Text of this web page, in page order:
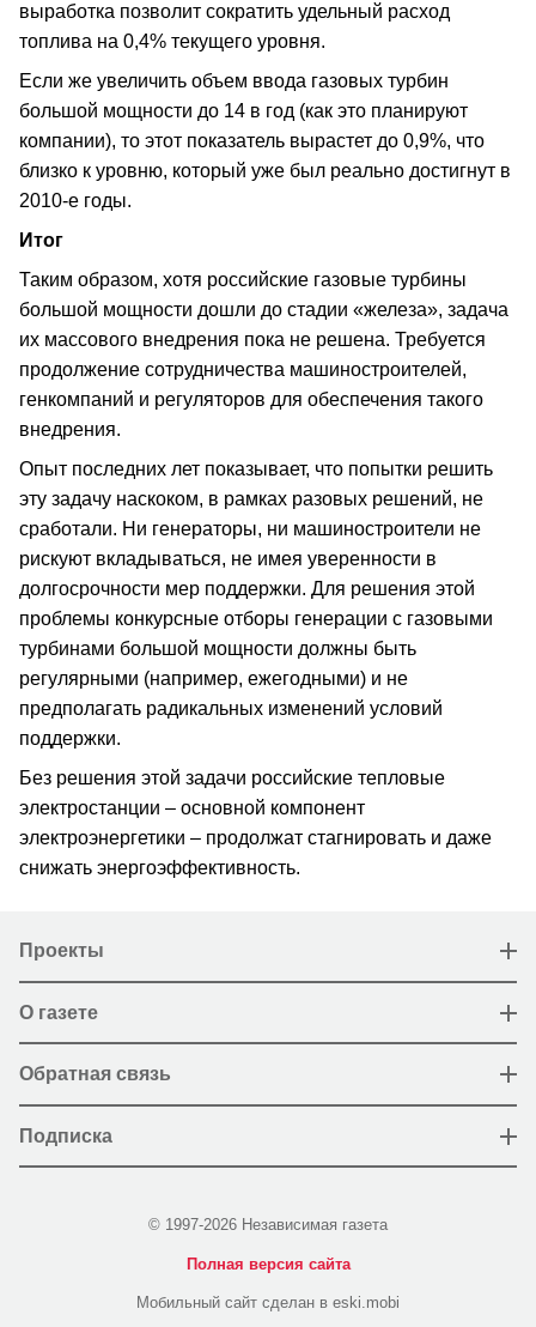
выработка позволит сократить удельный расход
топлива на 0,4% текущего уровня.
Если же увеличить объем ввода газовых турбин
большой мощности до 14 в год (как это планируют
компании), то этот показатель вырастет до 0,9%, что
близко к уровню, который уже был реально достигнут в
2010-е годы.
Итог
Таким образом, хотя российские газовые турбины
большой мощности дошли до стадии «железа», задача
их массового внедрения пока не решена. Требуется
продолжение сотрудничества машиностроителей,
генкомпаний и регуляторов для обеспечения такого
внедрения.
Опыт последних лет показывает, что попытки решить
эту задачу наскоком, в рамках разовых решений, не
сработали. Ни генераторы, ни машиностроители не
рискуют вкладываться, не имея уверенности в
долгосрочности мер поддержки. Для решения этой
проблемы конкурсные отборы генерации с газовыми
турбинами большой мощности должны быть
регулярными (например, ежегодными) и не
предполагать радикальных изменений условий
поддержки.
Без решения этой задачи российские тепловые
электростанции – основной компонент
электроэнергетики – продолжат стагнировать и даже
снижать энергоэффективность.
Проекты
О газете
Обратная связь
Подписка
© 1997-2026 Независимая газета
Полная версия сайта
Мобильный сайт сделан в eski.mobi